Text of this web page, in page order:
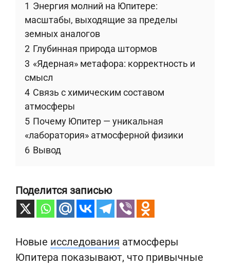
1 Энергия молний на Юпитере:
масштабы, выходящие за пределы
земных аналогов
2 Глубинная природа штормов
3 «Ядерная» метафора: корректность и
смысл
4 Связь с химическим составом
атмосферы
5 Почему Юпитер — уникальная
«лаборатория» атмосферной физики
6 Вывод
Поделится записью
Новые исследования атмосферы
Юпитера показывают, что привычные